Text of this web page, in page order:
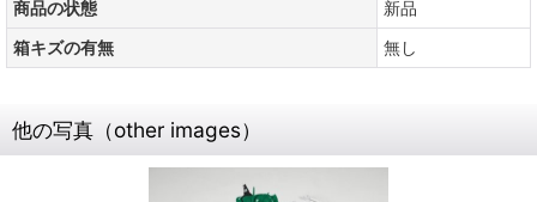
商品の状態
新品
箱キズの有無
無し
他の写真（other images）